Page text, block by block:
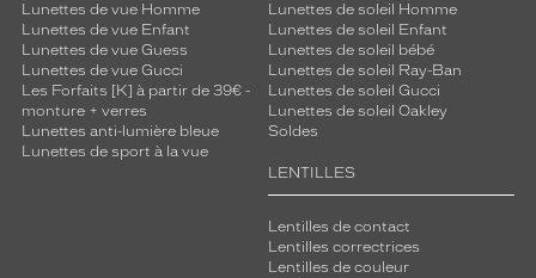
Lunettes de vue Homme
Lunettes de vue Enfant
Lunettes de vue Guess
Lunettes de vue Gucci
Les Forfaits [K] à partir de 39€ -
monture + verres
Lunettes anti-lumière bleue
Lunettes de sport à la vue
Lunettes de soleil Homme
Lunettes de soleil Enfant
Lunettes de soleil bébé
Lunettes de soleil Ray-Ban
Lunettes de soleil Gucci
Lunettes de soleil Oakley
Soldes
LENTILLES
Lentilles de contact
Lentilles correctrices
Lentilles de couleur